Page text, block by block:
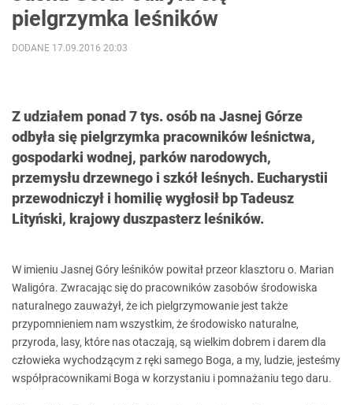
pielgrzymka leśników
Z udziałem ponad 7 tys. osób na Jasnej Górze
odbyła się pielgrzymka pracowników leśnictwa,
gospodarki wodnej, parków narodowych,
przemysłu drzewnego i szkół leśnych. Eucharystii
przewodniczył i homilię wygłosił bp Tadeusz
Lityński, krajowy duszpasterz leśników.
DODANE 17.09.2016 20:03
W imieniu Jasnej Góry leśników powitał przeor klasztoru o. Marian
Waligóra. Zwracając się do pracowników zasobów środowiska
naturalnego zauważył, że ich pielgrzymowanie jest także
przypomnieniem nam wszystkim, że środowisko naturalne,
przyroda, lasy, które nas otaczają, są wielkim dobrem i darem dla
człowieka wychodzącym z ręki samego Boga, a my, ludzie, jesteśmy
współpracownikami Boga w korzystaniu i pomnażaniu tego daru.